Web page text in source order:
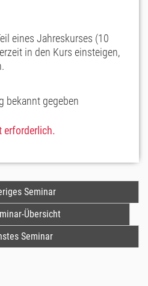
eines Jahreskurses (10
in den Kurs einsteigen,
bekannt gegeben
erforderlich.
Seminar
Übersicht
Seminar